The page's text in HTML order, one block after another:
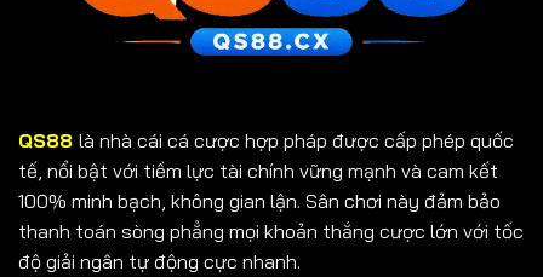
QS88 là nhà cái cá cược hợp pháp được cấp phép quốc
tế, nổi bật với tiềm lực tài chính vững mạnh và cam kết
100% minh bạch, không gian lận. Sân chơi này đảm bảo
thanh toán sòng phẳng mọi khoản thắng cược lớn với tốc
độ giải ngân tự động cực nhanh.